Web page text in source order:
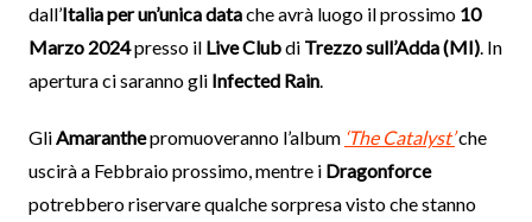
dall’Italia per un’unica datache avrà luogo il prossimo 10
Marzo 2024presso il Live Clubdi Trezzo sull’Adda (MI). In
apertura ci saranno gli Infected Rain.
Gli Amaranthepromuoveranno l’album ‘The Catalyst’che
uscirà a Febbraio prossimo, mentre i Dragonforce
potrebbero riservare qualche sorpresa visto che stanno